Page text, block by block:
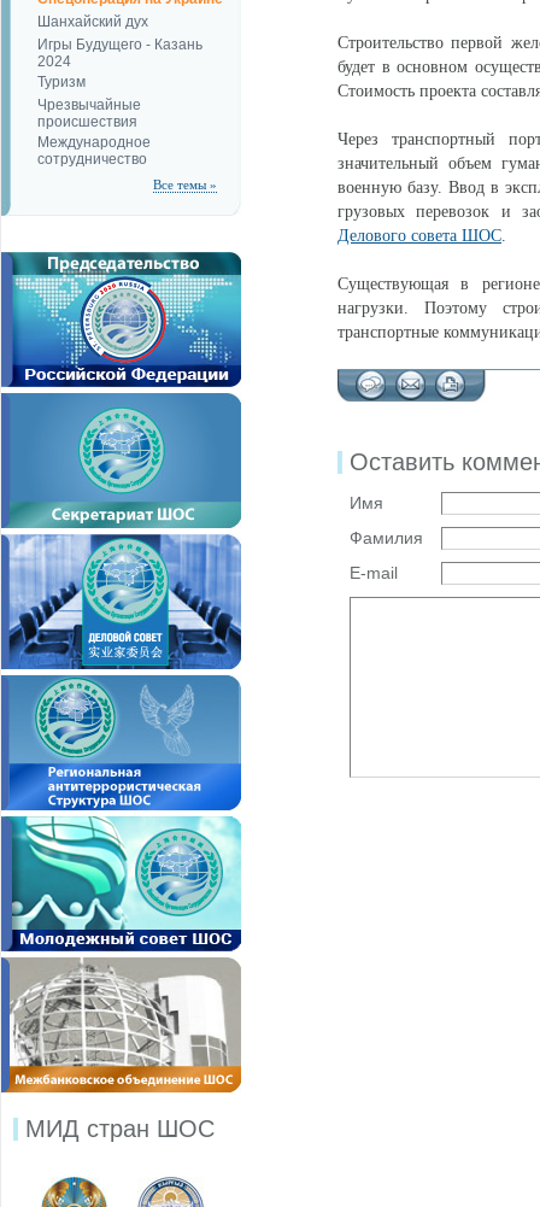
Шанхайский дух
Игры Будущего - Казань
2024
Туризм
Чрезвычайные
происшествия
Международное
сотрудничество
Все темы »
МИД стран ШОС
Строительство первой
будет в основном
Стоимость проекта
Через транспортный
значительный объем
военную базу. Ввод в
грузовых перевозок и
Делового совета ШОС.
Существующая в
нагрузки. Поэтому
транспортные
Оставить
Имя
Фамилия
E-mail